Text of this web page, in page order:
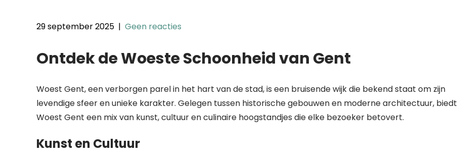
29 september 2025 | Geen reacties
Ontdek de Woeste Schoonheid van Gent
Woest Gent, een verborgen parel in het hart van de stad, is een bruisende wijk die bekend staat om zijn
levendige sfeer en unieke karakter. Gelegen tussen historische gebouwen en moderne architectuur, biedt
Woest Gent een mix van kunst, cultuur en culinaire hoogstandjes die elke bezoeker betovert.
Kunst en Cultuur